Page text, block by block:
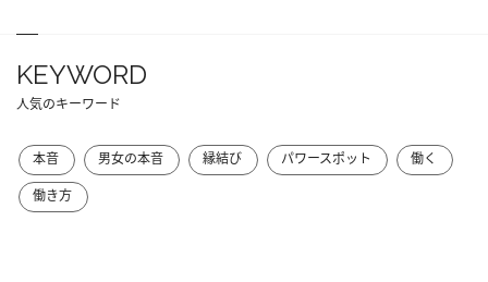
KEYWORD
人気のキーワード
本音 男女の本音 縁結び パワースポット
働く
働き方